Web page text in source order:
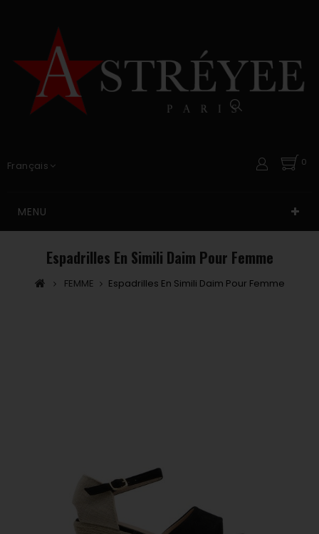
Français 0
MENU
Espadrilles En Simili Daim Pour Femme
FEMME Espadrilles En Simili Daim Pour Femme